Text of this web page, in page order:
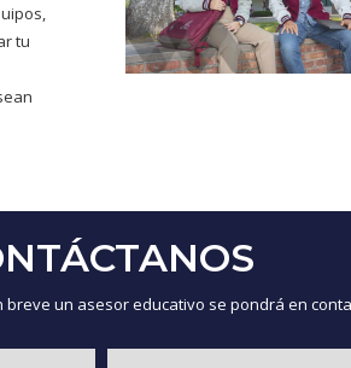
tu
un asesor educativo se pondrá en